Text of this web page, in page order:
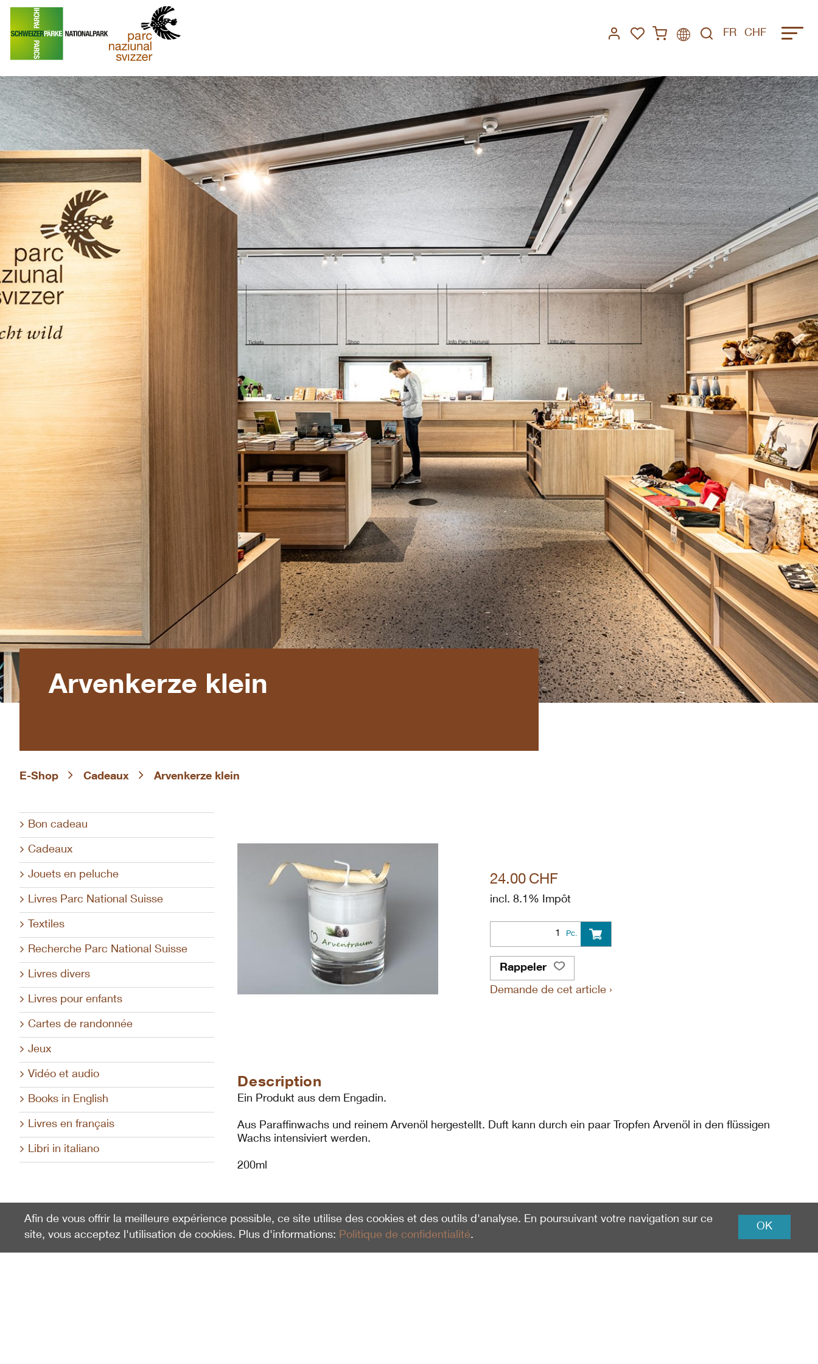
FR CHF
E-Shop Cadeaux Arvenkerze klein
Bon cadeau
Cadeaux
Jouets en peluche
Livres Parc National Suisse
Textiles
Recherche Parc National Suisse
Livres divers
Livres pour enfants
Cartes de randonnée
Jeux
Vidéo et audio
Books in English
Livres en français
Libri in italiano
Arvenkerze klein
24.00 CHF
incl. 8.1% Impôt
Pc.
Rappeler
Demande de cet article ›
Description
Ein Produkt aus dem Engadin.
Aus Paraffinwachs und reinem Arvenöl hergestellt. Duft kann durch ein paar Tropfen Arvenöl in den flüssigen
Wachs intensiviert werden.
200ml
OK
Afin de vous offrir la meilleure expérience possible, ce site utilise des cookies et des outils d'analyse. En poursuivant votre navigation sur ce
site, vous acceptez l'utilisation de cookies. Plus d'informations: Politique de confidentialité.